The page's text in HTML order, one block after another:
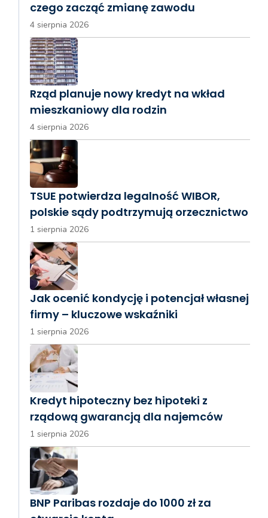
czego zacząć zmianę zawodu
4 sierpnia 2026
Rząd planuje nowy kredyt na wkład
mieszkaniowy dla rodzin
4 sierpnia 2026
TSUE potwierdza legalność WIBOR,
polskie sądy podtrzymują orzecznictwo
1 sierpnia 2026
Jak ocenić kondycję i potencjał własnej
firmy – kluczowe wskaźniki
1 sierpnia 2026
Kredyt hipoteczny bez hipoteki z
rządową gwarancją dla najemców
1 sierpnia 2026
BNP Paribas rozdaje do 1000 zł za